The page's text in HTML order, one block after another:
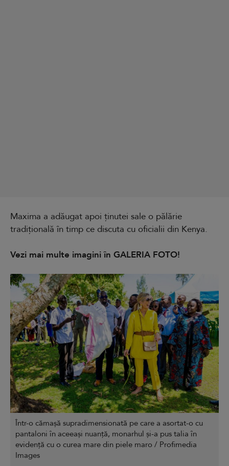
Maxima a adăugat apoi ținutei sale o pălărie
tradițională în timp ce discuta cu oficialii din Kenya.
Vezi mai multe imagini în GALERIA FOTO!
Într-o cămașă supradimensionată pe care a asortat-o cu
pantaloni în aceeași nuanță, monarhul și-a pus talia în
evidență cu o curea mare din piele maro / Profimedia
Images